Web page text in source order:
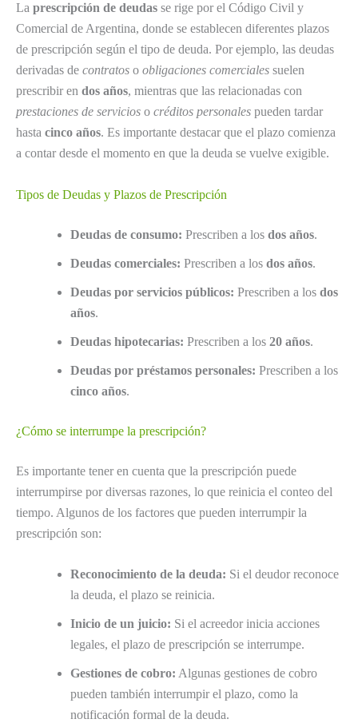
La prescripción de deudas se rige por el Código Civil y
Comercial de Argentina, donde se establecen diferentes plazos
de prescripción según el tipo de deuda. Por ejemplo, las deudas
derivadas de contratos o obligaciones comerciales suelen
prescribir en dos años, mientras que las relacionadas con
prestaciones de servicios o créditos personales pueden tardar
hasta cinco años. Es importante destacar que el plazo comienza
a contar desde el momento en que la deuda se vuelve exigible.
Tipos de Deudas y Plazos de Prescripción
Deudas de consumo: Prescriben a los dos años.
Deudas comerciales: Prescriben a los dos años.
Deudas por servicios públicos: Prescriben a los dos
años.
Deudas hipotecarias: Prescriben a los 20 años.
Deudas por préstamos personales: Prescriben a los
cinco años.
¿Cómo se interrumpe la prescripción?
Es importante tener en cuenta que la prescripción puede
interrumpirse por diversas razones, lo que reinicia el conteo del
tiempo. Algunos de los factores que pueden interrumpir la
prescripción son:
Reconocimiento de la deuda: Si el deudor reconoce
la deuda, el plazo se reinicia.
Inicio de un juicio: Si el acreedor inicia acciones
legales, el plazo de prescripción se interrumpe.
Gestiones de cobro: Algunas gestiones de cobro
pueden también interrumpir el plazo, como la
notificación formal de la deuda.